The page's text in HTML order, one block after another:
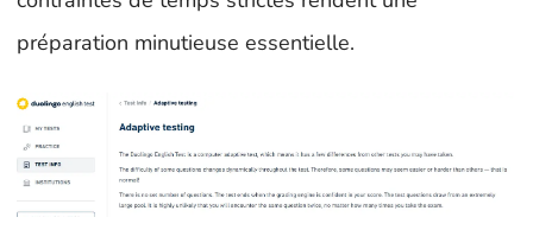
préparation minutieuse essentielle.